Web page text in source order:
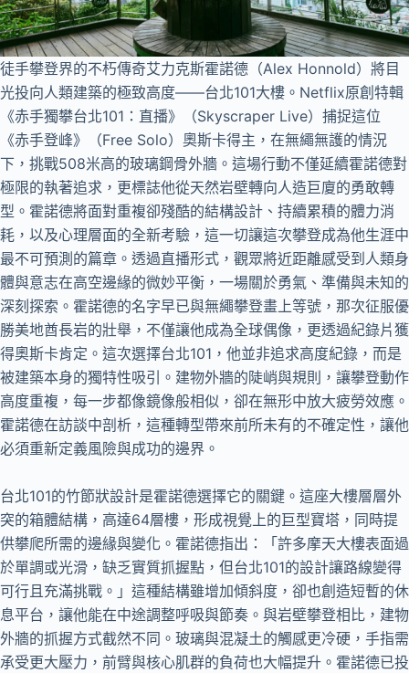
徒手攀登界的不朽傳奇艾力克斯霍諾德（Alex Honnold）將目
光投向人類建築的極致高度——台北101大樓。Netflix原創特輯
《赤手獨攀台北101：直播》（Skyscraper Live）捕捉這位
《赤手登峰》（Free Solo）奧斯卡得主，在無繩無護的情況
下，挑戰508米高的玻璃鋼骨外牆。這場行動不僅延續霍諾德對
極限的執著追求，更標誌他從天然岩壁轉向人造巨廈的勇敢轉
型。霍諾德將面對重複卻殘酷的結構設計、持續累積的體力消
耗，以及心理層面的全新考驗，這一切讓這次攀登成為他生涯中
最不可預測的篇章。透過直播形式，觀眾將近距離感受到人類身
體與意志在高空邊緣的微妙平衡，一場關於勇氣、準備與未知的
深刻探索。霍諾德的名字早已與無繩攀登畫上等號，那次征服優
勝美地酋長岩的壯舉，不僅讓他成為全球偶像，更透過紀錄片獲
得奧斯卡肯定。這次選擇台北101，他並非追求高度紀錄，而是
被建築本身的獨特性吸引。建物外牆的陡峭與規則，讓攀登動作
高度重複，每一步都像鏡像般相似，卻在無形中放大疲勞效應。
霍諾德在訪談中剖析，這種轉型帶來前所未有的不確定性，讓他
必須重新定義風險與成功的邊界。
台北101的竹節狀設計是霍諾德選擇它的關鍵。這座大樓層層外
突的箱體結構，高達64層樓，形成視覺上的巨型寶塔，同時提
供攀爬所需的邊緣與變化。霍諾德指出：「許多摩天大樓表面過
於單調或光滑，缺乏實質抓握點，但台北101的設計讓路線變得
可行且充滿挑戰。」這種結構雖增加傾斜度，卻也創造短暫的休
息平台，讓他能在中途調整呼吸與節奏。與岩壁攀登相比，建物
外牆的抓握方式截然不同。玻璃與混凝土的觸感更冷硬，手指需
承受更大壓力，前臂與核心肌群的負荷也大幅提升。霍諾德已投